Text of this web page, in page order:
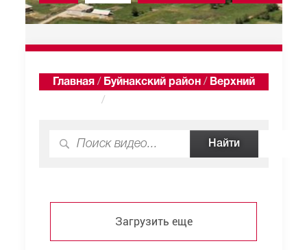
Главная / Буйнакский район / Верхний
/
Загрузить еще